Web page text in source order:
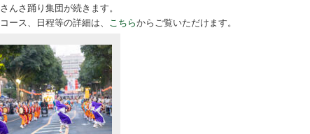
んさ踊り集団が続きます。
ース、日程等の詳細は、 こちらからご覧いただけます。